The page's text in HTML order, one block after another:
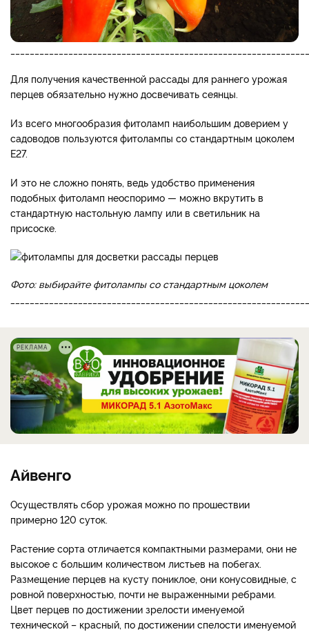
Для получения качественной рассады для раннего урожая
перцев обязательно нужно досвечивать сеянцы.
Из всего многообразия фитоламп наибольшим доверием у
садоводов пользуются фитолампы со стандартным цоколем
Е27.
И это не сложно понять, ведь удобство применения
подобных фитоламп неоспоримо — можно вкрутить в
стандартную настольную лампу или в светильник на
присоске.
Фото: выбирайте фитолампы со стандартным цоколем
РЕКЛАМА
Айвенго
Осуществлять сбор урожая можно по прошествии
примерно 120 суток.
Растение сорта отличается компактными размерами, они не
высокое с большим количеством листьев на побегах.
Размещение перцев на кусту пониклое, они конусовидные, с
ровной поверхностью, почти не выраженными ребрами.
Цвет перцев по достижении зрелости именуемой
технической – красный, по достижении спелости именуемой